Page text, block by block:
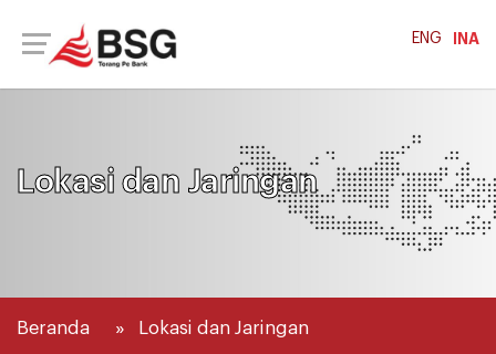
INA
ENG
Lokasi dan Jaringan
Beranda Lokasi dan Jaringan